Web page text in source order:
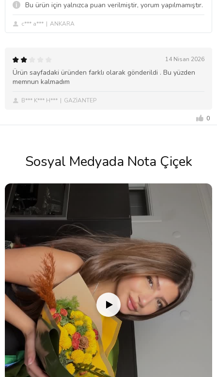
Bu ürün için yalnızca puan verilmiştir, yorum yapılmamıştır.
c*** a*** ANKARA
14 Nisan 2026
Ürün sayfadaki üründen farklı olarak gönderildi . Bu yüzden
memnun kalmadım
B*** K*** H*** GAZİANTEP
0
Sosyal Medyada Nota Çiçek